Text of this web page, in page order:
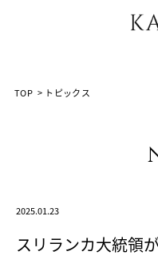
TOP > トピックス
2025.01.23
スリランカ大統領